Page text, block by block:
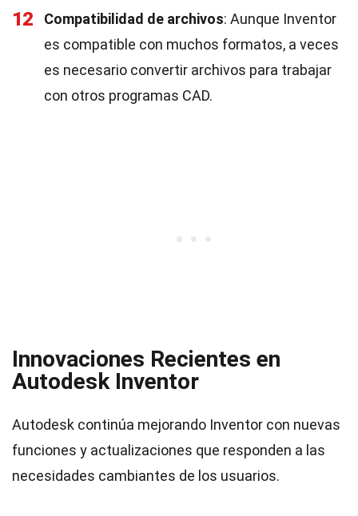
12 Compatibilidad de archivos: Aunque Inventor
es compatible con muchos formatos, a veces
es necesario convertir archivos para trabajar
con otros programas CAD.
Innovaciones Recientes en
Autodesk Inventor
Autodesk continúa mejorando Inventor con nuevas
funciones y actualizaciones que responden a las
necesidades cambiantes de los usuarios.